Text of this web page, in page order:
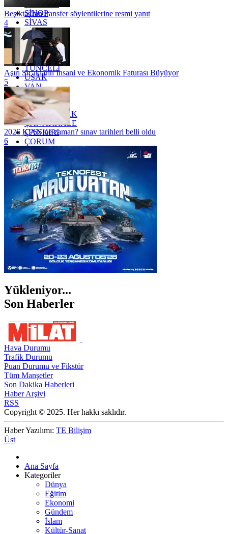
SİNOP
SİVAS
SİİRT
TEKİRDAĞ
TOKAT
TRABZON
TUNCELİ
UŞAK
VAN
YALOVA
YOZGAT
ZONGULDAK
ÇANAKKALE
ÇANKIRI
ÇORUM
İSTANBUL
İZMİR
ŞANLIURFA
ŞIRNAK
Beşiktaş'tan transfer söylentilerine resmi yanıt
4
Aşırı Sıcakların İnsani ve Ekonomik Faturası Büyüyor
5
2026 KPSS ne zaman? sınav tarihleri belli oldu
6
Yükleniyor...
Son Haberler
Hava Durumu
Trafik Durumu
Puan Durumu ve Fikstür
Tüm Manşetler
Son Dakika Haberleri
Haber Arşivi
RSS
Copyright © 2025. Her hakkı saklıdır.
Haber Yazılımı: TE Bilişim
Üst
Ana Sayfa
Kategoriler
Dünya
Eğitim
Ekonomi
Gündem
İslam
Kültür-Sanat